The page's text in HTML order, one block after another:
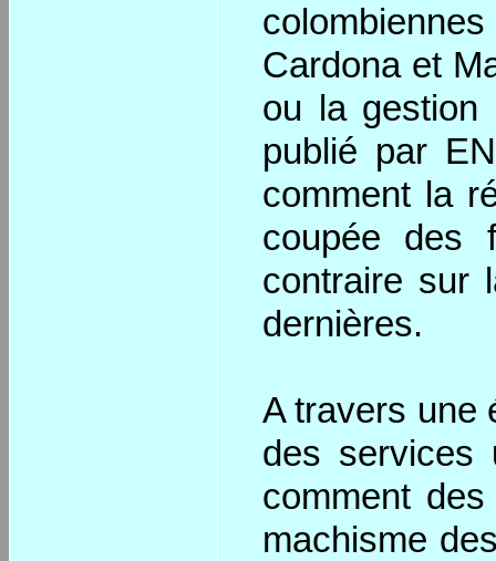
Cardona et
ou la gestion
publié par
comment la
coupée des
contraire sur
dernières.
A travers une
des services
comment
machisme